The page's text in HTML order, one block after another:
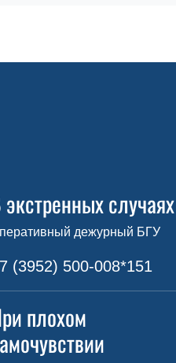
случаях
дежурный БГУ
(3952) 500-008*151
плохом